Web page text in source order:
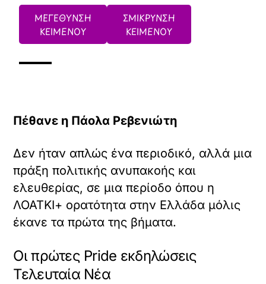
ΜΕΓΕΘΥΝΣΗ
ΚΕΙΜΕΝΟΥ
ΣΜΙΚΡΥΝΣΗ
ΚΕΙΜΕΝΟΥ
Πέθανε η Πάολα Ρεβενιώτη
Δεν ήταν απλώς ένα περιοδικό, αλλά μια
πράξη πολιτικής ανυπακοής και
ελευθερίας, σε μια περίοδο όπου η
ΛΟΑΤΚΙ+ ορατότητα στην Ελλάδα μόλις
έκανε τα πρώτα της βήματα.
Οι πρώτες Pride εκδηλώσεις
Τελευταία Νέα